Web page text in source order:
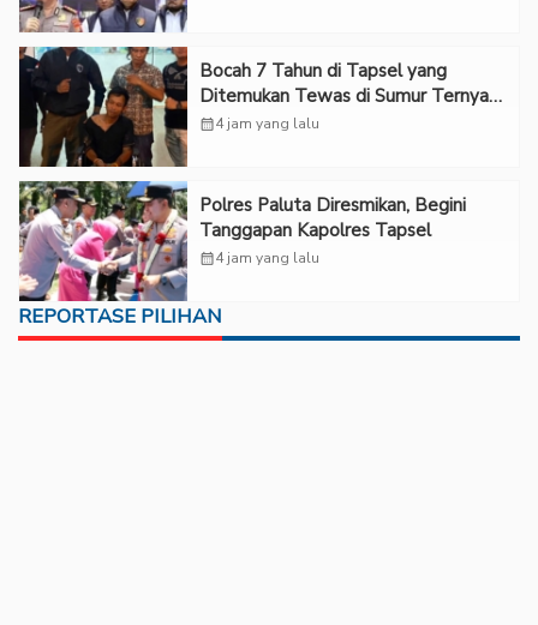
Bocah 7 Tahun di Tapsel yang
Ditemukan Tewas di Sumur Ternyata
Korban Kekerasan Seksual
calendar_month4 jam yang lalu
Polres Paluta Diresmikan, Begini
Tanggapan Kapolres Tapsel
calendar_month4 jam yang lalu
REPORTASE PILIHAN